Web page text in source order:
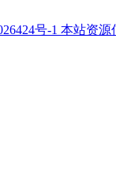
号-1 本站资